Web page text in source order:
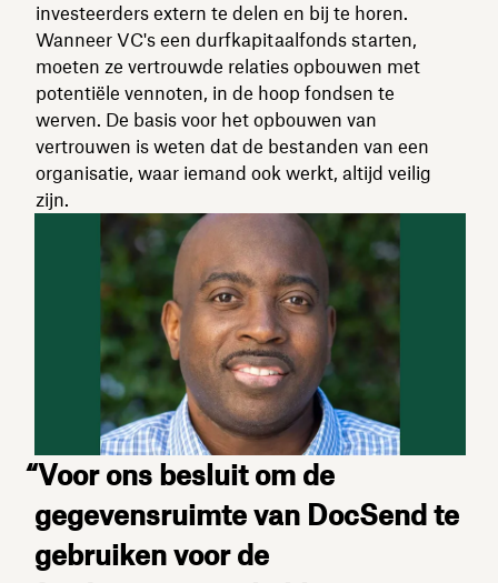
investeerders extern te delen en bij te horen.
Wanneer VC's een durfkapitaalfonds starten,
moeten ze vertrouwde relaties opbouwen met
potentiële vennoten, in de hoop fondsen te
werven. De basis voor het opbouwen van
vertrouwen is weten dat de bestanden van een
organisatie, waar iemand ook werkt, altijd veilig
zijn.
“Voor ons besluit om de
gegevensruimte van DocSend te
gebruiken voor de